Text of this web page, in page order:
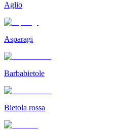
Aglio
Asparagi
Barbabietole
Bietola rossa